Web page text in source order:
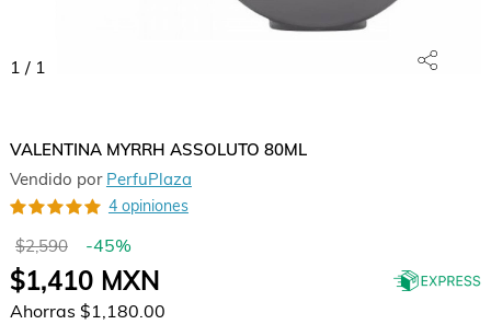
1 / 1
VALENTINA MYRRH ASSOLUTO 80ML
Vendido por PerfuPlaza
4 opiniones
$2,590 -45%
$1,410MXN
Ahorras $1,180.00